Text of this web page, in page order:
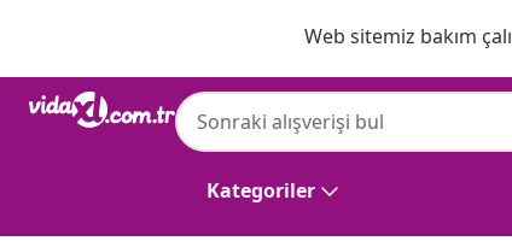
Web sitemiz bakım
Kategoriler